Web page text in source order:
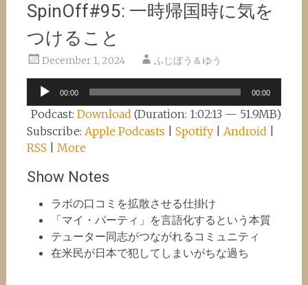
SpinOff#95: 一時帰国時に気を
つけること
December 1, 2024 ふじぼう＆ゆう
Audio
Player
00:00 00:00
Podcast:Download (Duration: 1:02:13 — 51.9MB)
Subscribe: Apple Podcasts Spotify| Android
RSS
More
Show Notes
ラボの口コミを拡散させる仕掛け
「マイ・パーティ」を言語化するという本質
テューター同志がつながれるコミュニティ
在米民が日本で犯してしまいがちな過ち